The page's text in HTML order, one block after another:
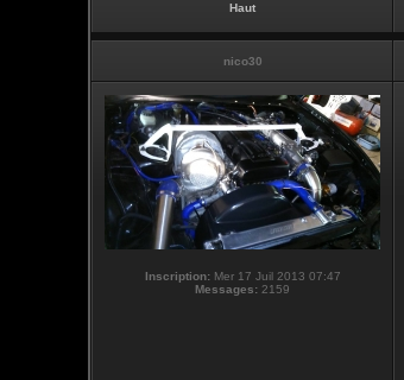
Haut
nico30
Inscription:Mer 17 Juil 2013 07:47
Messages: 2159